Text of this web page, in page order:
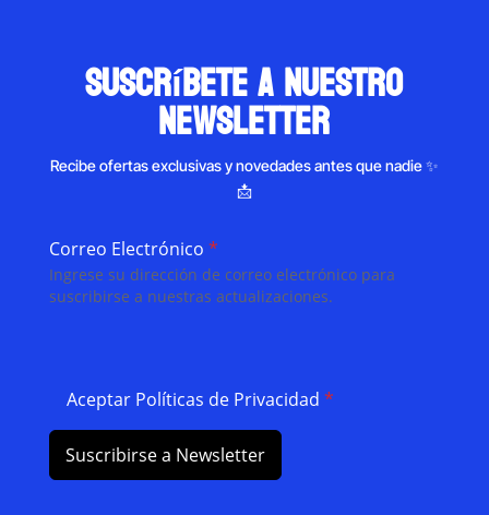
suscríbete a nuestro
newsletter
Recibe ofertas exclusivas y novedades antes que nadie ✨
📩
Correo Electrónico *
Ingrese su dirección de correo electrónico para
suscribirse a nuestras actualizaciones.
Aceptar Políticas de Privacidad *
Suscribirse a Newsletter